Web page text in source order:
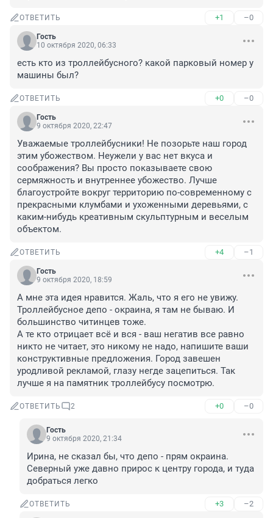
ОТВЕТИТЬ +1 –0
Гость
10 октября 2020, 06:33
есть кто из троллейбусного? какой парковый номер у
машины был?
ОТВЕТИТЬ +0 –0
Гость
9 октября 2020, 22:47
Уважаемые троллейбусники! Не позорьте наш город
этим убожеством. Неужели у вас нет вкуса и
соображения? Вы просто показываете свою
сермяжность и внутреннее убожество. Лучше
благоустройте вокруг территорию по-современному с
прекрасными клумбами и ухоженными деревьями, с
каким-нибудь креативным скульптурным и веселым
объектом.
ОТВЕТИТЬ +4 –1
Гость
9 октября 2020, 18:59
А мне эта идея нравится. Жаль, что я его не увижу.
Троллейбусное депо - окраина, я там не бываю. И
большинство читинцев тоже.
А те кто отрицает всё и вся - ваш негатив все равно
никто не читает, это никому не надо, напишите ваши
конструктивные предложения. Город завешен
уродливой рекламой, глазу негде зацепиться. Так
лучше я на памятник троллейбусу посмотрю.
ОТВЕТИТЬ 2 +0 –0
Гость
9 октября 2020, 21:34
Ирина, не сказал бы, что депо - прям окраина.
Северный уже давно прирос к центру города, и туда
добраться легко
ОТВЕТИТЬ +3 –2